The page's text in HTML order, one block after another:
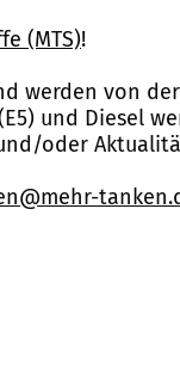
(MTS)!
werden von
und Diesel
oder